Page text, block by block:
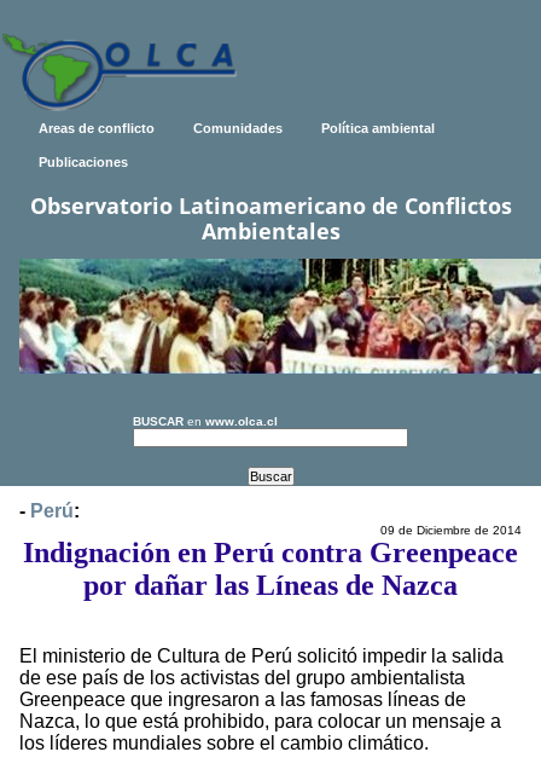
Areas de conflicto Comunidades Política ambiental
Publicaciones
Observatorio Latinoamericano de Conflictos
Ambientales
BUSCAR en www.olca.cl
- Perú:
09 de Diciembre de 2014
Indignación en Perú contra Greenpeace
por dañar las Líneas de Nazca
El ministerio de Cultura de Perú solicitó impedir la salida
de ese país de los activistas del grupo ambientalista
Greenpeace que ingresaron a las famosas líneas de
Nazca, lo que está prohibido, para colocar un mensaje a
los líderes mundiales sobre el cambio climático.